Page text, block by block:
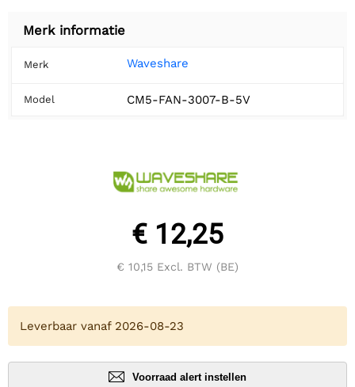
Merk informatie
Merk Waveshare
Model CM5-FAN-3007-B-5V
€ 12,25
€ 10,15 Excl. BTW (BE)
Leverbaar vanaf 2026-08-23
Voorraad alert instellen